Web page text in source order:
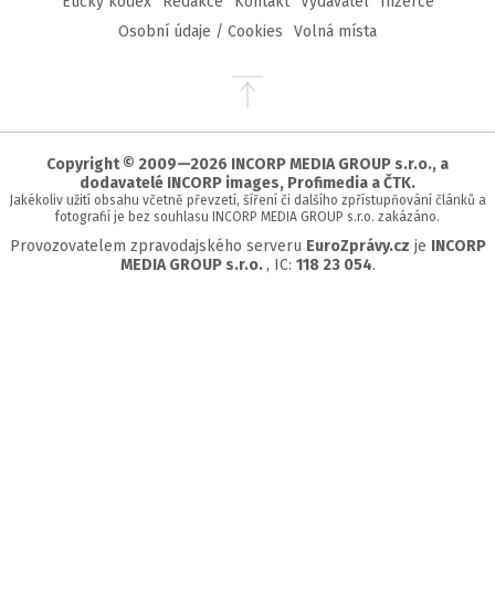
Osobní údaje / Cookies
Volná místa
Přejít
stránky
Copyright © 2009—2026 INCORP MEDIA GROUP s.r.o., a
dodavatelé INCORP images, Profimedia a ČTK.
Jakékoliv užití obsahu včetně převzetí, šíření či dalšího zpřístupňování článků a
fotografií je bez souhlasu INCORP MEDIA GROUP s.r.o. zakázáno.
Provozovatelem zpravodajského serveru EuroZprávy.cz je INCORP
MEDIA GROUP s.r.o., IC: 118 23 054.